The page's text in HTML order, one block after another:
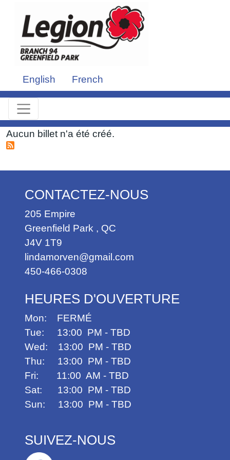
Aller au contenu principal
English French
Aucun billet n'a été créé.
CONTACTEZ-NOUS
205 Empire
Greenfield Park , QC
J4V 1T9
lindamorven@gmail.com
450-466-0308
HEURES D'OUVERTURE
Mon: FERMÉ
Tue: 13:00 PM - TBD
Wed: 13:00 PM - TBD
Thu: 13:00 PM - TBD
Fri: 11:00 AM - TBD
Sat: 13:00 PM - TBD
Sun: 13:00 PM - TBD
SUIVEZ-NOUS